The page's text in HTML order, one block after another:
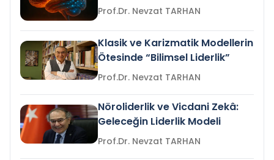
Prof.Dr. Nevzat TARHAN
Klasik ve Karizmatik Modellerin
Ötesinde “Bilimsel Liderlik”
Prof.Dr. Nevzat TARHAN
Nöroliderlik ve Vicdani Zekâ:
Geleceğin Liderlik Modeli
Prof.Dr. Nevzat TARHAN